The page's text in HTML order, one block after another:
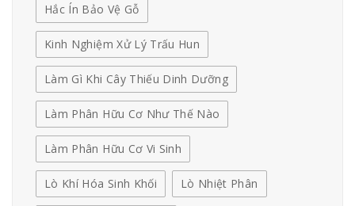
Hắc Ín Bảo Vệ Gỗ
Kinh Nghiệm Xử Lý Trấu Hun
Làm Gì Khi Cây Thiếu Dinh Dưỡng
Làm Phân Hữu Cơ Như Thế Nào
Làm Phân Hữu Cơ Vi Sinh
Lò Khí Hóa Sinh Khối Lò Nhiệt Phân